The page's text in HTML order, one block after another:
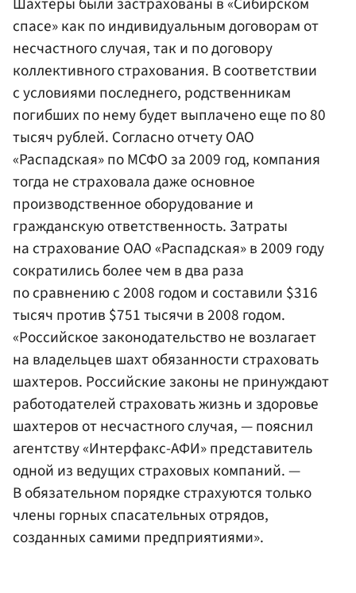
спасе» как по индивидуальным договорам от
несчастного случая, так и по договору
коллективного страхования. В соответствии
с условиями последнего, родственникам
погибших по нему будет выплачено еще по 80
тысяч рублей. Согласно отчету ОАО
«Распадская» по МСФО за 2009 год, компания
тогда не страховала даже основное
производственное оборудование и
гражданскую ответственность. Затраты
на страхование ОАО «Распадская» в 2009 году
сократились более чем в два раза
по сравнению с 2008 годом и составили $316
тысяч против $751 тысячи в 2008 годом.
«Российское законодательство не возлагает
на владельцев шахт обязанности страховать
шахтеров. Российские законы не принуждают
работодателей страховать жизнь и здоровье
шахтеров от несчастного случая, — пояснил
агентству «Интерфакс-АФИ» представитель
одной из ведущих страховых компаний. —
В обязательном порядке страхуются только
члены горных спасательных отрядов,
созданных самими предприятиями».